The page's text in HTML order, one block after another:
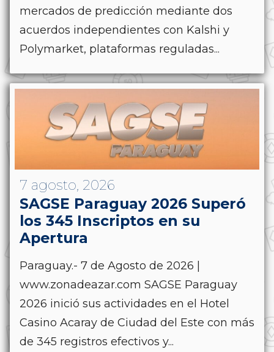
mercados de predicción mediante dos
acuerdos independientes con Kalshi y
Polymarket, plataformas reguladas...
7 agosto, 2026
SAGSE Paraguay 2026 Superó
los 345 Inscriptos en su
Apertura
Paraguay.- 7 de Agosto de 2026 |
www.zonadeazar.com SAGSE Paraguay
2026 inició sus actividades en el Hotel
Casino Acaray de Ciudad del Este con más
de 345 registros efectivos y...